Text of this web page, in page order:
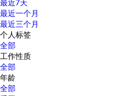
最近7天
最近一个月
最近三个月
个人标签
全部
工作性质
全部
年龄
全部